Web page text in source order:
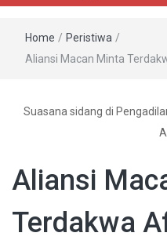
Home / Peristiwa /
Aliansi Macan Minta
Suasana sidang di
Aliansi
Terdakwa